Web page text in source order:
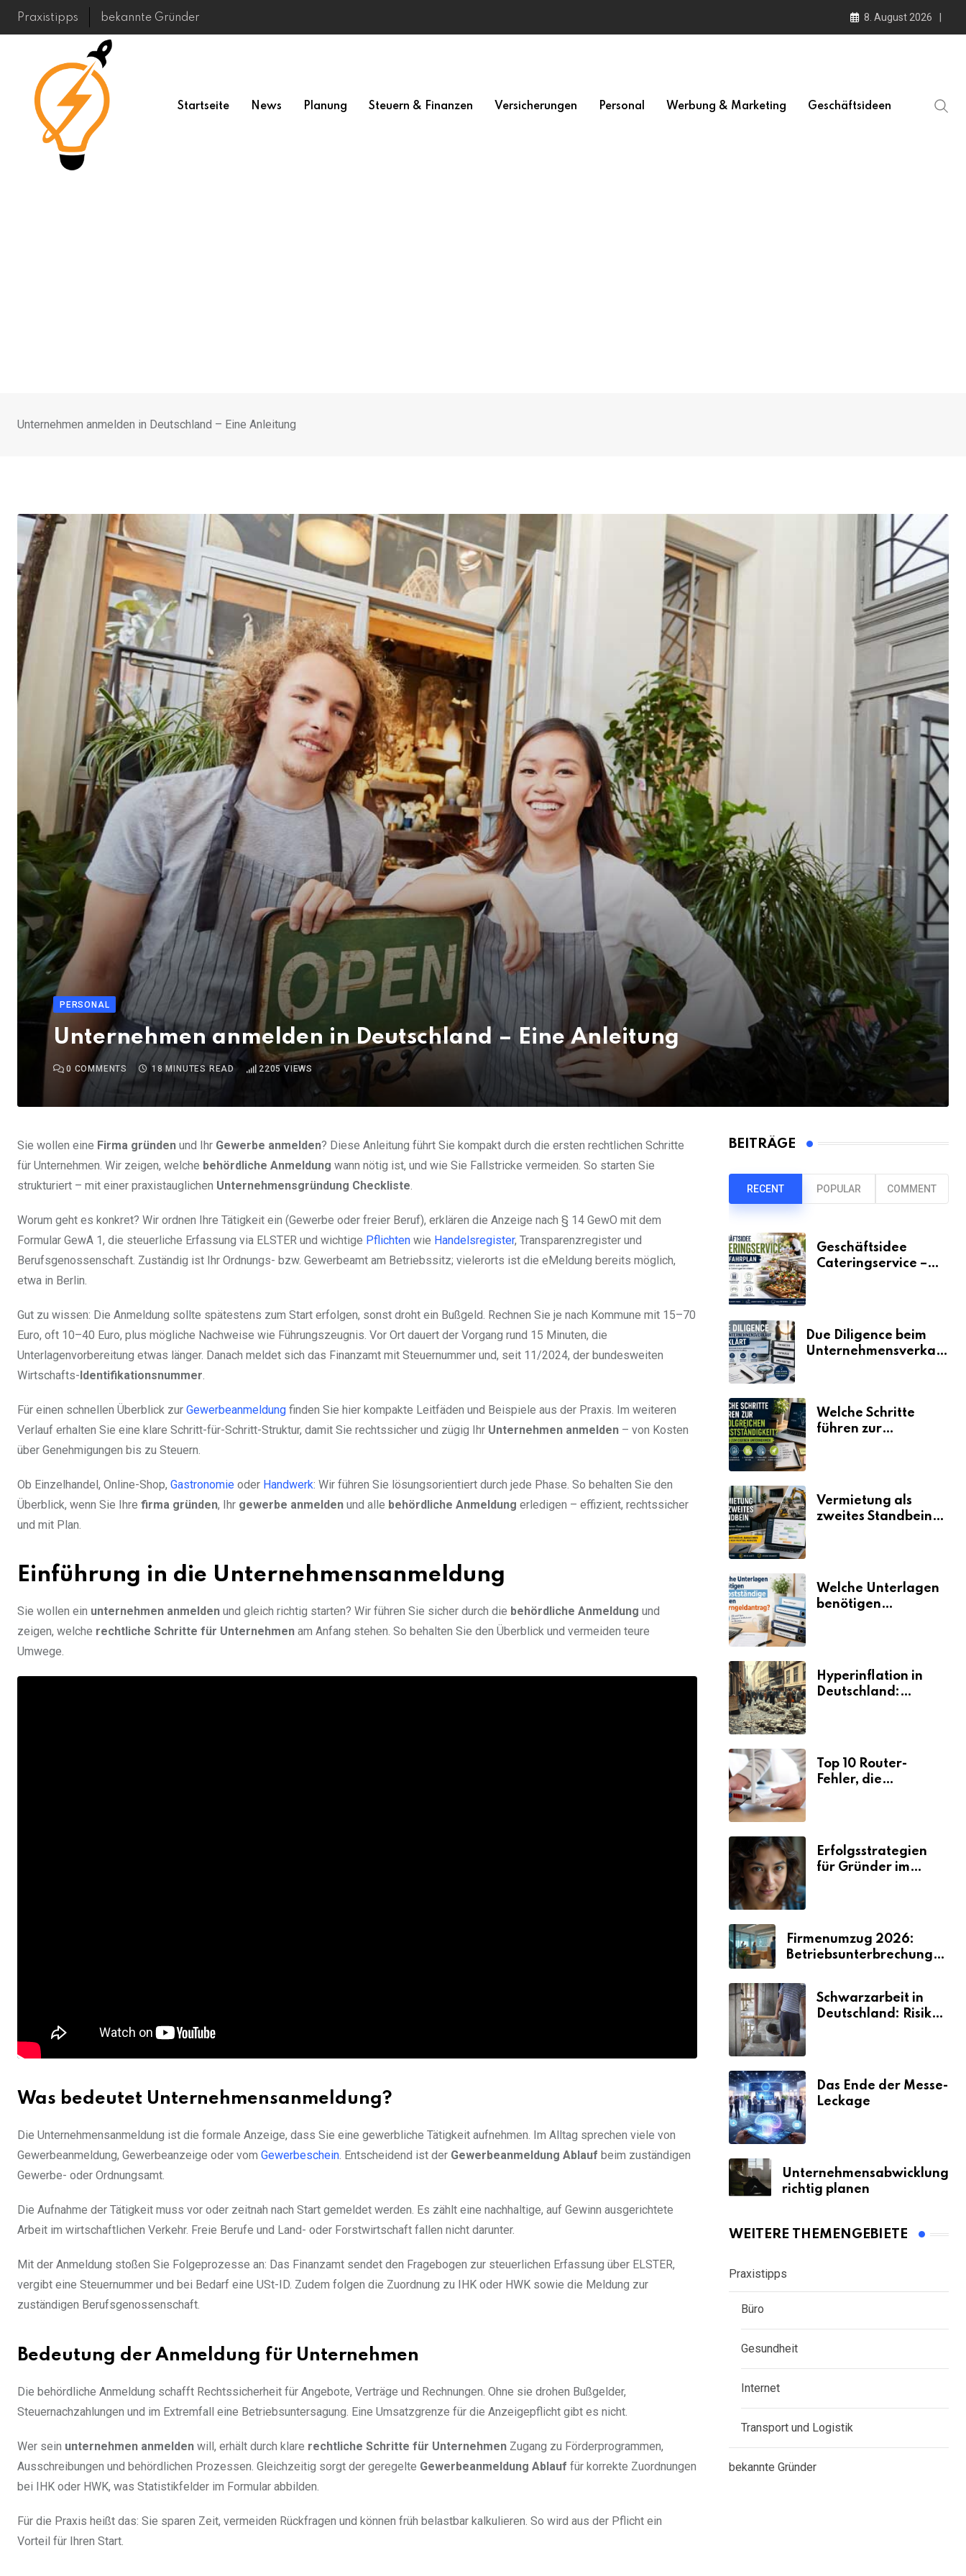
Skip
Praxistipps bekannte Gründer 8. August 2026
Startseite News Planung Steuern & Finanzen Versicherungen Personal Werbung & Marketing Geschäftsideen
Unternehmen anmelden in Deutschland – Eine Anleitung
PERSONAL
Unternehmen anmelden in Deutschland – Eine Anleitung
0 COMMENTS 18 MINUTES READ 2205VIEWS
Sie wollen eine Firma gründen und Ihr Gewerbe anmelden? Diese Anleitung führt Sie kompakt durch die ersten rechtlichen Schritte
für Unternehmen. Wir zeigen, welche behördliche Anmeldung wann nötig ist, und wie Sie Fallstricke vermeiden. So starten Sie
strukturiert – mit einer praxistauglichen Unternehmensgründung Checkliste
Worum geht es konkret? Wir ordnen Ihre Tätigkeit ein (Gewerbe oder freier Beruf), erklären die Anzeige nach § 14 GewO mit dem
Formular GewA 1, die steuerliche Erfassung via ELSTER und wichtige Pflichten wie Handelsregister, Transparenzregister und
Berufsgenossenschaft. Zuständig ist Ihr Ordnungs- bzw. Gewerbeamt am Betriebssitz; vielerorts ist die eMeldung bereits möglich,
etwa in Berlin.
Gut zu wissen: Die Anmeldung sollte spätestens zum Start erfolgen, sonst droht ein Bußgeld. Rechnen Sie je nach Kommune mit 15–70
Euro, oft 10–40 Euro, plus mögliche Nachweise wie Führungszeugnis. Vor Ort dauert der Vorgang rund 15 Minuten, die
Unterlagenvorbereitung etwas länger. Danach meldet sich das Finanzamt mit Steuernummer und, seit 11/2024, der bundesweiten
Wirtschafts-Identifikationsnummer
Für einen schnellen Überblick zur Gewerbeanmeldung finden Sie hier kompakte Leitfäden und Beispiele aus der Praxis. Im weiteren
Verlauf erhalten Sie eine klare Schritt-für-Schritt-Struktur, damit Sie rechtssicher und zügig Ihr Unternehmen anmelden – von Kosten
über Genehmigungen bis zu Steuern.
Ob Einzelhandel, Online-Shop, Gastronomie oder Handwerk: Wir führen Sie lösungsorientiert durch jede Phase. So behalten Sie den
Überblick, wenn Sie Ihre firma gründen, Ihr gewerbe anmelden und alle behördliche Anmeldung erledigen – effizient, rechtssicher
und mit Plan.
Einführung in die Unternehmensanmeldung
Sie wollen ein unternehmen anmelden und gleich richtig starten? Wir führen Sie sicher durch die behördliche Anmeldung und
zeigen, welche rechtliche Schritte für Unternehmen am Anfang stehen. So behalten Sie den Überblick und vermeiden teure
Umwege.
Was bedeutet Unternehmensanmeldung?
Die Unternehmensanmeldung ist die formale Anzeige, dass Sie eine gewerbliche Tätigkeit aufnehmen. Im Alltag sprechen viele von
Gewerbeanmeldung, Gewerbeanzeige oder vom Gewerbeschein. Entscheidend ist der Gewerbeanmeldung Ablauf beim zuständigen
Gewerbe- oder Ordnungsamt.
Die Aufnahme der Tätigkeit muss vor oder zeitnah nach Start gemeldet werden. Es zählt eine nachhaltige, auf Gewinn ausgerichtete
Arbeit im wirtschaftlichen Verkehr. Freie Berufe und Land- oder Forstwirtschaft fallen nicht darunter.
Mit der Anmeldung stoßen Sie Folgeprozesse an: Das Finanzamt sendet den Fragebogen zur steuerlichen Erfassung über ELSTER,
vergibt eine Steuernummer und bei Bedarf eine USt-ID. Zudem folgen die Zuordnung zu IHK oder HWK sowie die Meldung zur
zuständigen Berufsgenossenschaft.
Bedeutung der Anmeldung für Unternehmen
Die behördliche Anmeldung schafft Rechtssicherheit für Angebote, Verträge und Rechnungen. Ohne sie drohen Bußgelder,
Steuernachzahlungen und im Extremfall eine Betriebsuntersagung. Eine Umsatzgrenze für die Anzeigepflicht gibt es nicht.
Wer sein unternehmen anmelden will, erhält durch klare rechtliche Schritte für Unternehmen Zugang zu Förderprogrammen,
Ausschreibungen und behördlichen Prozessen. Gleichzeitig sorgt der geregelte Gewerbeanmeldung Ablauf für korrekte Zuordnungen
bei IHK oder HWK, was Statistikfelder im Formular abbilden.
Für die Praxis heißt das: Sie sparen Zeit, vermeiden Rückfragen und können früh belastbar kalkulieren. So wird aus der Pflicht ein
Vorteil für Ihren Start.
BEITRÄGE
RECENT POPULAR COMMENT
Geschäftsidee
Cateringservice –
Due Diligence beim
Unternehmensverkauf
Welche Schritte
führen zur
Vermietung als
zweites Standbein:
Umsätze machen
Welche Unterlagen
benötigen
Hyperinflation in
Deutschland:
Top 10 Router-
Fehler, die
Erfolgsstrategien
für Gründer im
Firmenumzug 2026:
Betriebsunterbrechungen
Schwarzarbeit in
Deutschland: Risiken
Das Ende der Messe-
Leckage
Unternehmensabwicklung
richtig planen
WEITERE THEMENGEBIETE
Praxistipps
Büro
Gesundheit
Internet
Transport und Logistik
bekannte Gründer